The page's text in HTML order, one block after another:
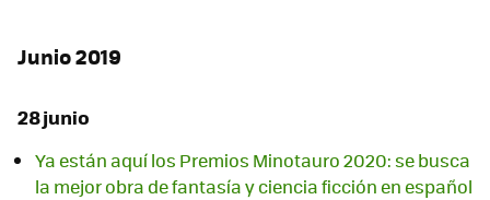
Junio 2019
28 junio
Ya están aquí los Premios Minotauro 2020: se busca
la mejor obra de fantasía y ciencia ficción en español